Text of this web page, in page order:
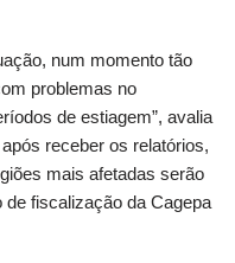
num momento tão
problemas no
de estiagem”, avalia
receber os relatórios,
mais afetadas serão
de fiscalização da Cagepa